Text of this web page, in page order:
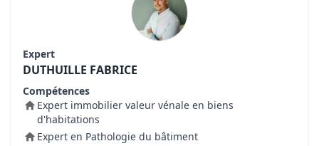
Expert
DUTHUILLE FABRICE
Compétences
Expert immobilier valeur vénale en biens
d'habitations
Expert en Pathologie du bâtiment